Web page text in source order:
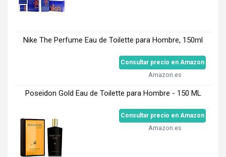
Nike The Perfume Eau de Toilette para Hombre, 150ml
Consultar precio en Amazon
Amazon.es
Poseidon Gold Eau de Toilette para Hombre - 150 ML
Consultar precio en Amazon
Amazon.es